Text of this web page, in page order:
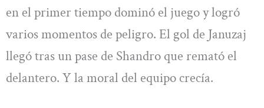
en el primer tiempo dominó el juego y logró
varios momentos de peligro. El gol de Januzaj
llegó tras un pase de Shandro que remató el
delantero. Y la moral del equipo crecía.